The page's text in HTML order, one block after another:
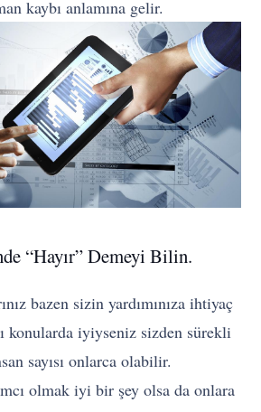
kaybı anlamına gelir.
“Hayır” Demeyi Bilin.
bazen sizin yardımınıza ihtiyaç
konularda iyiyseniz sizden sürekli
sayısı onlarca olabilir.
olmak iyi bir şey olsa da onlara